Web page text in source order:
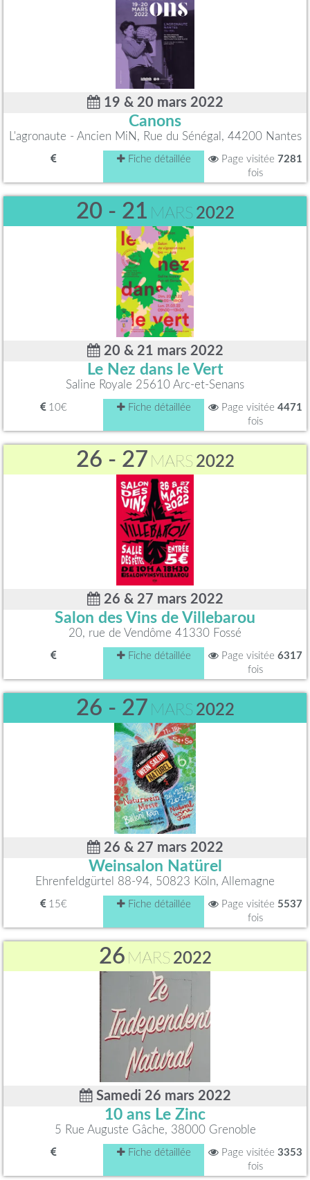
19 & 20 mars 2022
Canons
L'agronaute - Ancien MiN, Rue du Sénégal, 44200 Nantes
Fiche détaillée Page visitée 7281
fois
20 - 21 MARS 2022
20 & 21 mars 2022
Le Nez dans le Vert
Saline Royale 25610 Arc-et-Senans
10€ Fiche détaillée Page visitée 4471
fois
26 - 27 MARS 2022
26 & 27 mars 2022
Salon des Vins de Villebarou
20, rue de Vendôme 41330 Fossé
Fiche détaillée Page visitée 6317
fois
26 - 27 MARS 2022
26 & 27 mars 2022
Weinsalon Natürel
Ehrenfeldgürtel 88-94, 50823 Köln, Allemagne
15€ Fiche détaillée Page visitée 5537
fois
26 MARS 2022
Samedi 26 mars 2022
10 ans Le Zinc
5 Rue Auguste Gâche, 38000 Grenoble
Fiche détaillée Page visitée 3353
fois